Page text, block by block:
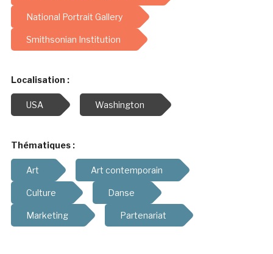
National Portrait Gallery
Smithsonian Institution
Localisation :
USA Washington
Thématiques :
Art Art contemporain
Culture Danse
Marketing Partenariat